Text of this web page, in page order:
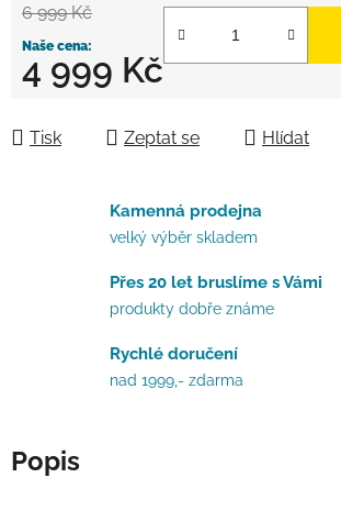
6 999 Kč
4 999 Kč
Tisk Zeptat se Hlídat
Kamenná prodejna
velký výběr skladem
Přes 20 let bruslíme s Vámi
produkty dobře známe
Rychlé doručení
nad 1999,- zdarma
Popis